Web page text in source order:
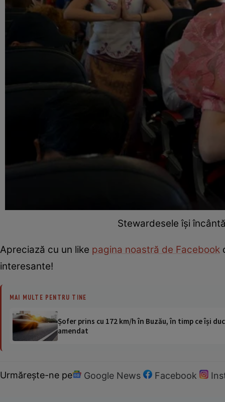
Stewardesele își
Apreciază cu un like pagina noastră de Facebook
interesante!
MAI MULTE PENTRU TINE
Șofer prins cu 172 km/h în Buzău, în timp ce își
amendat
Urmărește-ne pe Google News Facebook